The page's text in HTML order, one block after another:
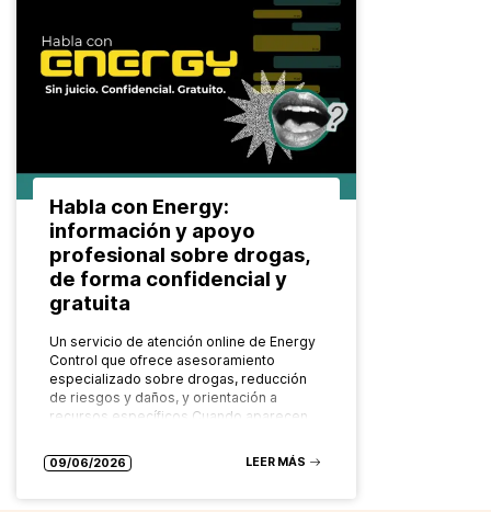
Habla con Energy:
información y apoyo
profesional sobre drogas,
de forma confidencial y
gratuita
Un servicio de atención online de Energy
Control que ofrece asesoramiento
especializado sobre drogas, reducción
de riesgos y daños, y orientación a
recursos específicos Cuando aparecen
09/06/2026 LEER MÁS